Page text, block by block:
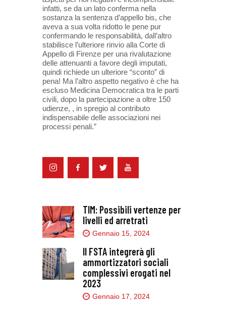
infatti, se da un lato conferma nella
sostanza la sentenza d’appello bis, che
aveva a sua volta ridotto le pene pur
confermando le responsabilità, dall’altro
stabilisce l’ulteriore rinvio alla Corte di
Appello di Firenze per una rivalutazione
delle attenuanti a favore degli imputati,
quindi richiede un ulteriore “sconto” di
pena! Ma l’altro aspetto negativo è che ha
escluso Medicina Democratica tra le parti
civili, dopo la partecipazione a oltre 150
udienze, , in spregio al contributo
indispensabile delle associazioni nei
processi penali.”
TIM: Possibili vertenze per
livelli ed arretrati
Gennaio 15, 2024
Il FSTA integrerà gli
ammortizzatori sociali
complessivi erogati nel
2023
Gennaio 17, 2024